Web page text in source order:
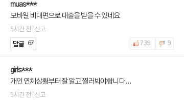
muas***
모바일 비대면으로 대출을 받을 수 있네요
5시간 전 | 신고
67 739 9
girls***
개인 연체상황부터 잘 알고 찔러봐야합니다...
5시간 전 | 신고